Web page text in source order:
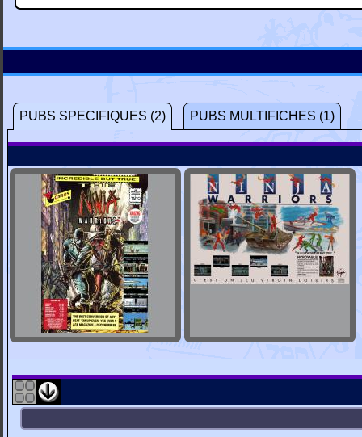
PUBS SPECIFIQUES (2) PUBS MULTIFICHES (1)